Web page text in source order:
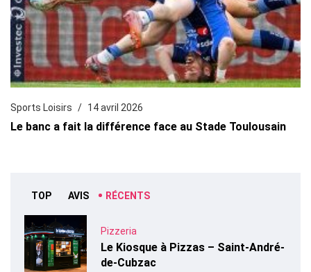
Sports Loisirs 14 avril 2026
Le banc a fait la différence face au Stade Toulousain
TOP AVIS RÉCENTS
Pizzeria
Le Kiosque à Pizzas – Saint-André-
de-Cubzac